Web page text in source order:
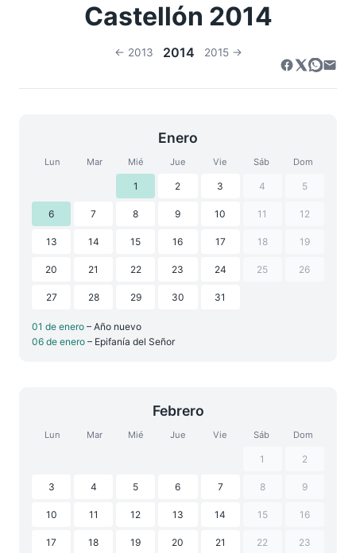
Castellón 2014
← 2013 2014 2015 →
Enero
Lun Mar Mié Jue Vie Sáb Dom
1 2 3 4 5
6 7 8 9 10 11 12
13 14 15 16 17 18 19
20 21 22 23 24 25 26
27 28 29 30 31
01 de enero – Año nuevo
06 de enero – Epifanía del Señor
Febrero
Lun Mar Mié Jue Vie Sáb Dom
1 2
3 4 5 6 7 8 9
10 11 12 13 14 15 16
17 18 19 20 21 22 23